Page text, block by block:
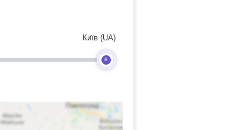
B
Київ (UA)